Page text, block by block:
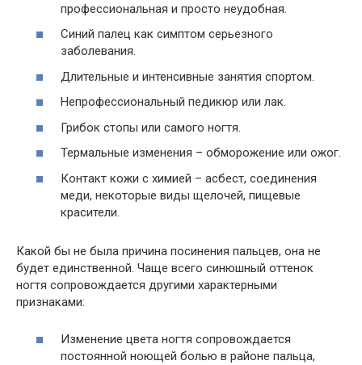
профессиональная и просто неудобная.
Синий палец как симптом серьезного
заболевания.
Длительные и интенсивные занятия спортом.
Непрофессиональный педикюр или лак.
Грибок стопы или самого ногтя.
Термальные изменения – обморожение или ожог.
Контакт кожи с химией – асбест, соединения
меди, некоторые виды щелочей, пищевые
красители.
Какой бы не была причина посинения пальцев, она не
будет единственной. Чаще всего синюшный оттенок
ногтя сопровождается другими характерными
признаками:
Изменение цвета ногтя сопровождается
постоянной ноющей болью в районе пальца,